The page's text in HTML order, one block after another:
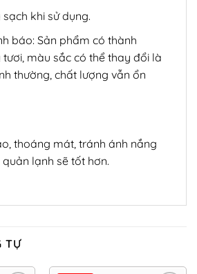
khi sử dụng.
báo: Sản phẩm có thành
màu sắc có thể thay đổi là
thường, chất lượng vẫn ổn
thoáng mát, tránh ánh nắng
lạnh sẽ tốt hơn.
TỰ